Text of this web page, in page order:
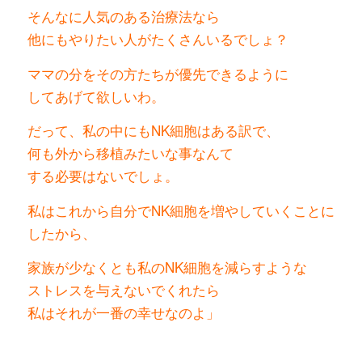
そんなに人気のある治療法なら
他にもやりたい人がたくさんいるでしょ？
ママの分をその方たちが優先できるように
してあげて欲しいわ。
だって、私の中にもNK細胞はある訳で、
何も外から移植みたいな事なんて
する必要はないでしょ。
私はこれから自分でNK細胞を増やしていく ことに
したから、
家族が少なくとも私のNK細胞を減らすような
ストレスを与えないでくれたら
私はそれが一番の幸せなのよ」